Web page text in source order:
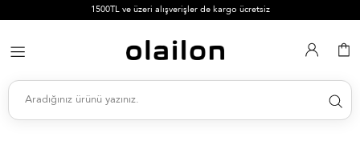
1500TL ve üzeri alışverişler de kargo ücretsiz